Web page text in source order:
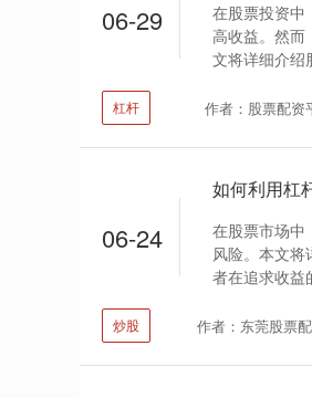
06-29
在股票投资中
高收益。然而
文将详细介绍
杠杆 作者：股票配资
06-24
如何利用杠
在股票市场中
风险。本文
者在追求收益
炒股 作者：东莞股票